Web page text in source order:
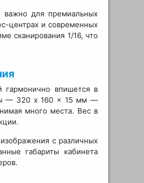
важно для премиальных
центрах и современных
сканирования 1/16, что
гармонично впишется в
— 320 x 160 x 15 мм —
много места. Вес в
с различных
габариты кабинета